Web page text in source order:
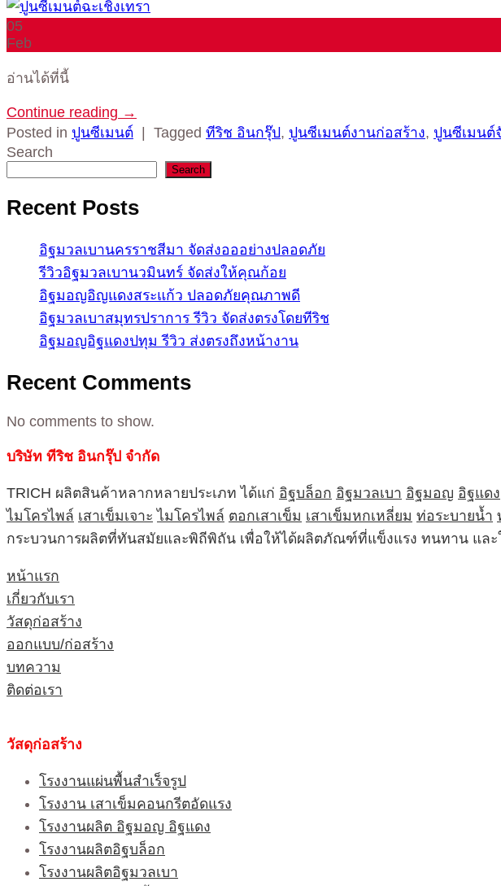
05
Feb
อ่านได้ที่นี้
Continue reading →
Posted in ปูนซีเมนต์ | Tagged ทีริช อินกรุ๊ป, ปูนซีเมนต์งานก่อสร้าง, ปูนซีเมนต์
Search
Search
Recent Posts
อิฐมวลเบานครราชสีมา จัดส่งอออย่างปลอดภัย
รีวิวอิฐมวลเบานวมินทร์ จัดส่งให้คุณก้อย
อิฐมอญอิญแดงสระแก้ว ปลอดภัยคุณภาพดี
อิฐมวลเบาสมุทรปราการ รีวิว จัดส่งตรงโดยทีริช
อิฐมอญอิฐแดงปทุม รีวิว ส่งตรงถึงหน้างาน
Recent Comments
No comments to show.
บริษัท ทีริช อินกรุ๊ป จำกัด
TRICH ผลิตสินค้าหลากหลายประเภท ได้แก่ อิฐบล็อก อิฐมวลเบา อิฐมอญ อิฐแดง
ไมโครไพล์ เสาเข็มเจาะ ไมโครไพล์ ตอกเสาเข็ม เสาเข็มหกเหลี่ยม ท่อระบายน้ำ
กระบวนการผลิตที่ทันสมัยและพิถีพิถัน เพื่อให้ได้ผลิตภัณฑ์ที่แข็งแรง ทนทาน และ
หน้าแรก
เกี่ยวกับเรา
วัสดุก่อสร้าง
ออกแบบ/ก่อสร้าง
บทความ
ติดต่อเรา
วัสดุก่อสร้าง
โรงงานแผ่นพื้นสำเร็จรูป
โรงงาน เสาเข็มคอนกรีตอัดแรง
โรงงานผลิต อิฐมอญ อิฐแดง
โรงงานผลิตอิฐบล็อก
โรงงานผลิตอิฐมวลเบา